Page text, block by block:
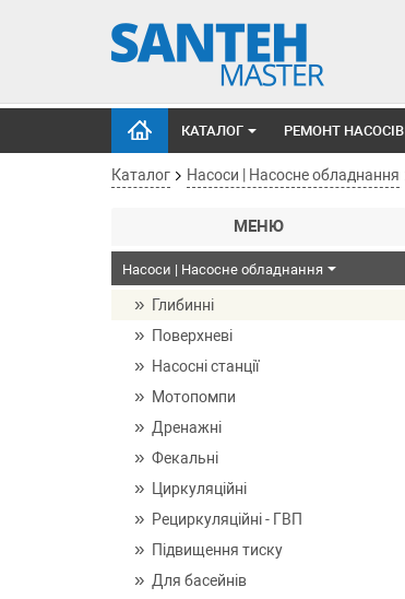
КАТАЛОГ РЕМОНТ НАСОСІВ
Каталог Насоси | Насосне обладнання
МЕНЮ
Насоси | Насосне обладнання
Глибинні
Поверхневі
Насосні станції
Мотопомпи
Дренажні
Фекальні
Циркуляційні
Рециркуляційні - ГВП
Підвищення тиску
Для басейнів